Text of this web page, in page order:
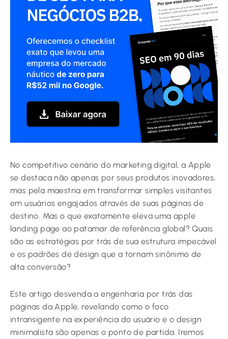
No competitivo cenário do marketing digital, a Apple
se destaca não apenas por seus produtos inovadores,
mas pela maestria em transformar simples visitantes
em usuários engajados através de suas páginas de
destino. Mas o que exatamente eleva uma apple
landing page ao patamar de referência global? Quais
são as estratégias por trás de sua estrutura impecável
e os padrões de design que a tornam sinônimo de
alta conversão?
Este artigo desvenda a engenharia por trás das
páginas da Apple, revelando como o foco
intransigente na experiência do usuário e o design
minimalista são apenas o ponto de partida. Iremos